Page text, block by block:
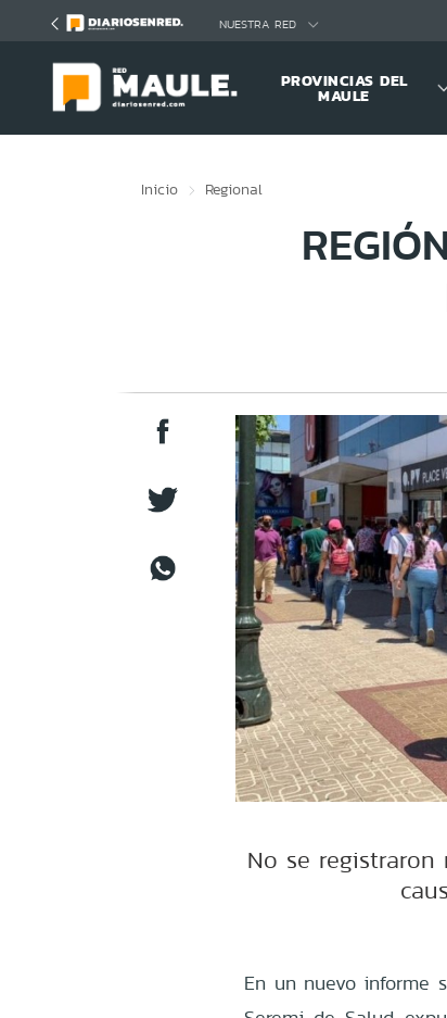
NUESTRA RED
PROVINCIAS DEL
MAULE
Inicio Regional
No se
En un nuevo informe